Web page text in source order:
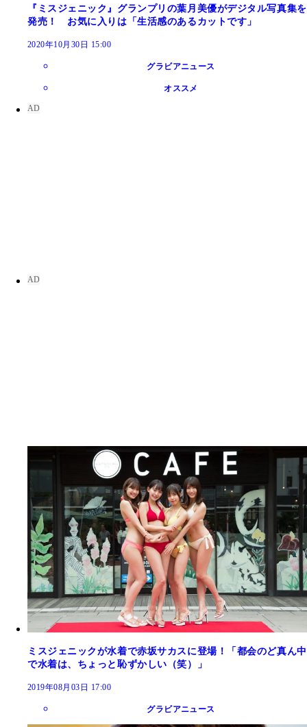
『ミスジェニック』グランプリの葉月美優がデジタル写真集を
発売！ お気に入りは「生活感のあるカットです」
2020年10月30日 15:00
グラビアニュース
オススメ
ミスジェニックが水着で赤坂サカスに登場！「都会のど真ん中
で水着は、ちょっと恥ずかしい（笑）」
2019年08月03日 17:00
グラビアニュース